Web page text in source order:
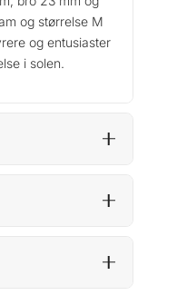
og størrelse M
og entusiaster
i solen.